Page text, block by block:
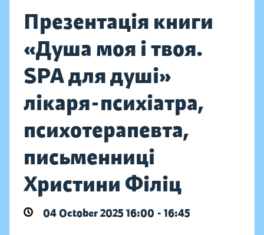
Презентація книги
«Душа моя і твоя.
SPA для душі»
лікаря-психіатра,
психотерапевта,
письменниці
Христини Філіц
04 October 2025 16:00 - 16:45